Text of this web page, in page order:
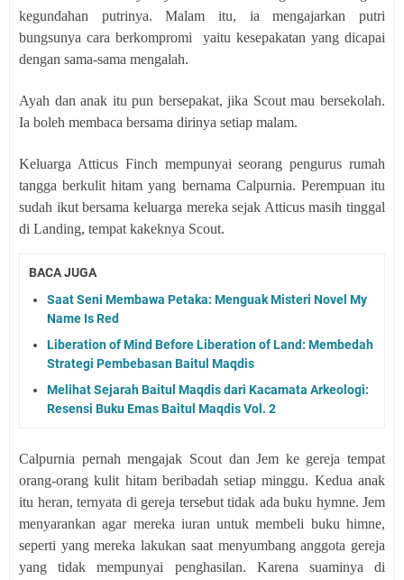
kegundahan putrinya. Malam itu, ia mengajarkan putri
bungsunya cara berkompromi
yaitu kesepakatan yang dicapai
dengan sama-sama mengalah.
Ayah dan anak itu pun bersepakat, jika Scout mau bersekolah.
Ia boleh membaca bersama dirinya setiap malam.
Keluarga Atticus Finch mempunyai seorang pengurus rumah
tangga berkulit hitam yang bernama Calpurnia. Perempuan itu
sudah ikut bersama keluarga mereka sejak Atticus masih tinggal
di Landing, tempat kakeknya Scout.
BACA JUGA
Saat Seni Membawa Petaka: Menguak Misteri Novel My
Name Is Red
Liberation of Mind Before Liberation of Land: Membedah
Strategi Pembebasan Baitul Maqdis
Melihat Sejarah Baitul Maqdis dari Kacamata Arkeologi:
Resensi Buku Emas Baitul Maqdis Vol. 2
Calpurnia pernah mengajak Scout dan Jem ke gereja tempat
orang-orang kulit hitam beribadah setiap minggu. Kedua anak
itu heran, ternyata di gereja tersebut tidak ada buku hymne. Jem
menyarankan agar mereka iuran untuk membeli buku himne,
seperti yang mereka lakukan saat menyumbang anggota gereja
yang tidak mempunyai penghasilan. Karena suaminya di